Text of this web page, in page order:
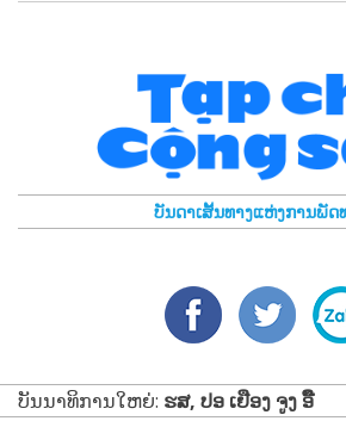
ບັນດາເສັ້ນທາງແຫ່ງການພັດ
ບັນນາທິການໃຫຍ່: ຮສ, ປອ ເຢືອງ ຈູງ ອີ໊